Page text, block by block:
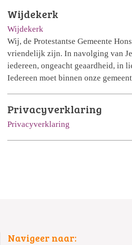
Wijdekerk
Wijdekerk
Wij, de Protestantse Gemeente
vriendelijk zijn. In navolging van
iedereen, ongeacht geaardheid, in
Iedereen moet binnen onze
Privacyverklaring
Privacyverklaring
Navigeer naar: